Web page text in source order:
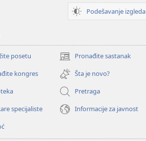
Podešavanje izgleda
posetu Pronađite sastanak
(otvara
novi
prozor)
kongres
Šta je novo?
Pretraga
specijaliste
Informacije za javnost